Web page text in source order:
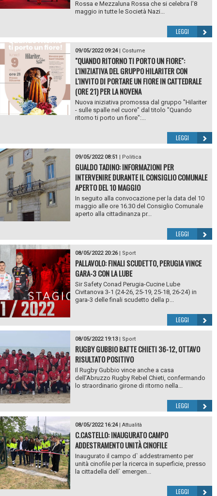
Rossa e Mezzaluna Rossa che si celebra l’8
maggio in tutte le Società Nazi...
LEGGI
09/05/2022 09:24| Costume
"QUANDO RITORNO TI PORTO UN FIORE":
L'INIZIATIVA DEL GRUPPO HILARITER CON
L'INVITO DI PORTARE UN FIORE IN CATTEDRALE
(ORE 21) PER LA NOVENA
Nuova iniziativa promossa dal gruppo "Hilariter
- sulle spalle nel cuore" dal titolo "Quando
ritorno ti porto un fiore":...
LEGGI
09/05/2022 08:51 | Politica
GUALDO TADINO: INFORMAZIONI PER
INTERVENIRE DURANTE IL CONSIGLIO COMUNALE
APERTO DEL 10 MAGGIO
In seguito alla convocazione per la data del 10
maggio alle ore 16.30 del Consiglio Comunale
aperto alla cittadinanza pr...
LEGGI
08/05/2022 20:26| Sport
PALLAVOLO: FINALI SCUDETTO, PERUGIA VINCE
GARA-3 CON LA LUBE
Sir Safety Conad Perugia-Cucine Lube
Civitanova 3-1 (24-26, 25-19, 25-18, 26-24) in
gara-3 delle finali scudetto della p...
LEGGI
08/05/2022 19:13| Sport
RUGBY GUBBIO BATTE CHIETI 36-12, OTTAVO
RISULTATO POSITIVO
Il Rugby Gubbio vince anche a casa
dell’Abruzzo Rugby Rebel Chieti, confermando
lo straordinario girone di ritorno nella...
LEGGI
08/05/2022 16:24| Attualità
C.CASTELLO: INAUGURATO CAMPO
ADDESTRAMENTO UNITÀ CINOFILE
Inaugurato il campo d` addestramento per
unità cinofile per la ricerca in superficie, presso
la cittadella dell` emergen...
LEGGI